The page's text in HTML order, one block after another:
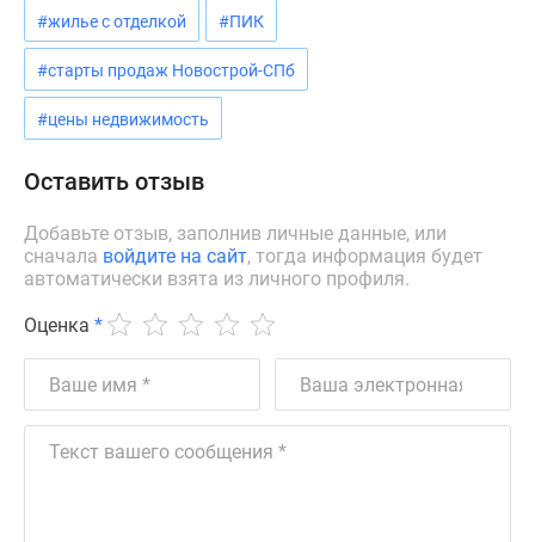
#жилье с отделкой #ПИК
#старты продаж Новострой-СПб
#цены недвижимость
Оставить отзыв
Добавьте отзыв, заполнив личные данные, или
сначала войдите на сайт, тогда информация будет
автоматически взята из личного профиля.
Оценка *